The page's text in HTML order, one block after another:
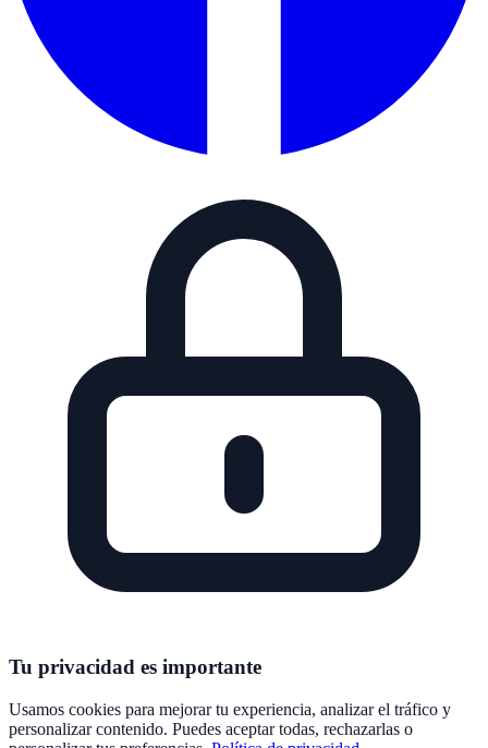
Tu privacidad es importante
Usamos cookies para mejorar tu experiencia, analizar el tráfico y
personalizar contenido. Puedes aceptar todas, rechazarlas o